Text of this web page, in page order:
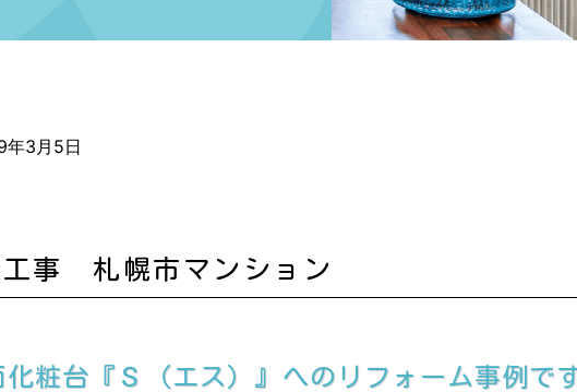
年3月5日
工事 札幌市マンション
粧台『Ｓ（エス）』へのリフォーム事例で